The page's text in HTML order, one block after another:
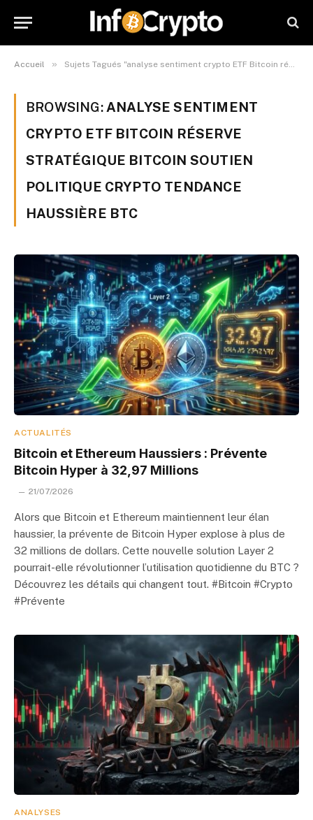
Accueil » Sujets Tagués "analyse sentiment crypto ETF Bitcoin réserve stratégique Bitcoin soutien politique crypto tendance haussière BTC"
BROWSING: ANALYSE SENTIMENT
CRYPTO ETF BITCOIN RÉSERVE
STRATÉGIQUE BITCOIN SOUTIEN
POLITIQUE CRYPTO TENDANCE
HAUSSIÈRE BTC
ACTUALITÉS
Bitcoin et Ethereum Haussiers : Prévente
Bitcoin Hyper à 32,97 Millions
21/07/2026
Alors que Bitcoin et Ethereum maintiennent leur élan
haussier, la prévente de Bitcoin Hyper explose à plus de
32 millions de dollars. Cette nouvelle solution Layer 2
pourrait-elle révolutionner l’utilisation quotidienne du BTC ?
Découvrez les détails qui changent tout. #Bitcoin #Crypto
#Prévente
ANALYSES